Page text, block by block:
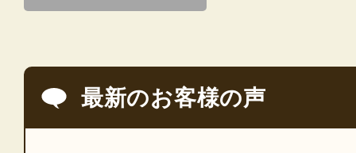
最新のお客様の声